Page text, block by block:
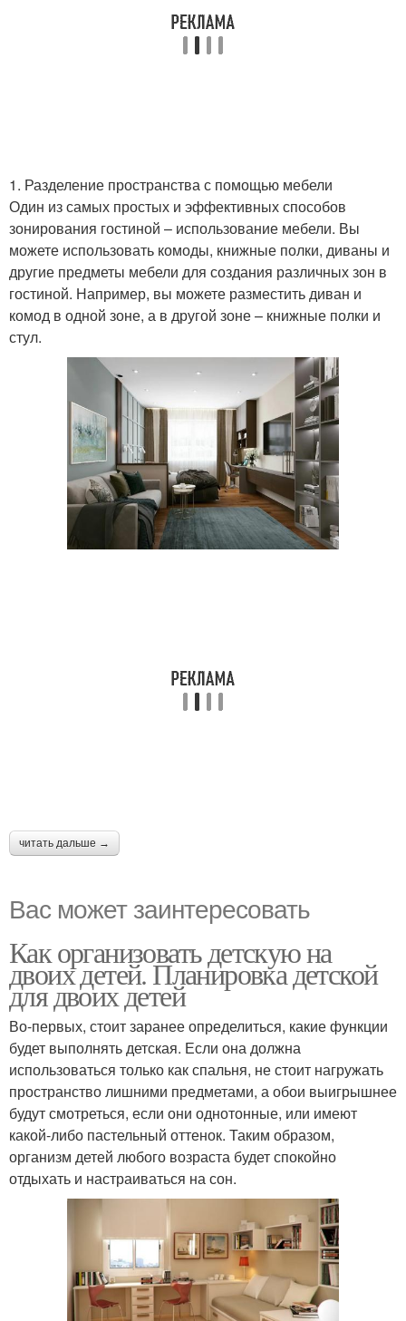
1. Разделение пространства с помощью мебели
Один из самых простых и эффективных способов
зонирования гостиной – использование мебели. Вы
можете использовать комоды, книжные полки, диваны и
другие предметы мебели для создания различных зон в
гостиной. Например, вы можете разместить диван и
комод в одной зоне, а в другой зоне – книжные полки и
стул.
читать дальше →
Вас может заинтересовать
Как организовать детскую на
двоих детей. Планировка детской
для двоих детей
Во-первых, стоит заранее определиться, какие функции
будет выполнять детская. Если она должна
использоваться только как спальня, не стоит нагружать
пространство лишними предметами, а обои выигрышнее
будут смотреться, если они однотонные, или имеют
какой-либо пастельный оттенок. Таким образом,
организм детей любого возраста будет спокойно
отдыхать и настраиваться на сон.